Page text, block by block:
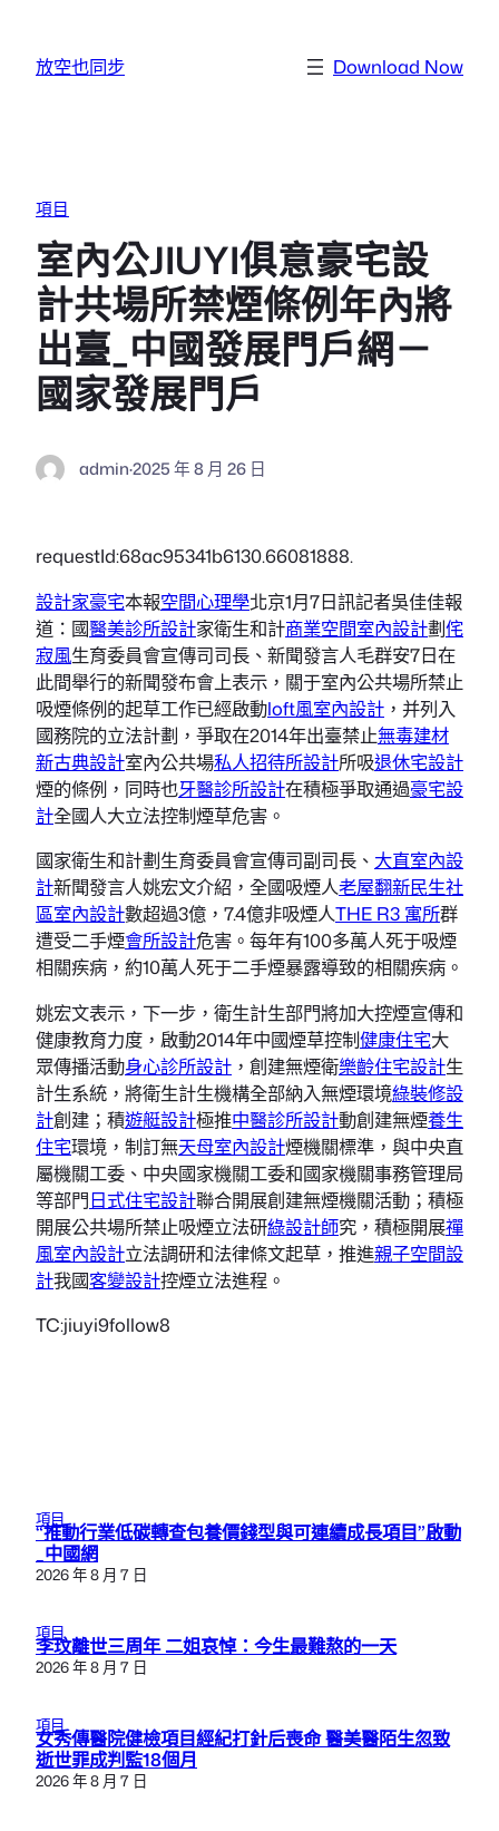
放空也同步 Download Now
項目
室內公JIUYI俱意豪宅設
計共場所禁煙條例年內將
出臺_中國發展門戶網－
國家發展門戶
admin·2025 年 8 月 26 日
requestId:68ac95341b6130.66081888.
設計家豪宅本報空間心理學北京1月7日訊記者吳佳佳報
道：國醫美診所設計家衛生和計商業空間室內設計劃侘
寂風生育委員會宣傳司司長、新聞發言人毛群安7日在
此間舉行的新聞發布會上表示，關于室內公共場所禁止
吸煙條例的起草工作已經啟動loft風室內設計 ，并列入
國務院的立法計劃，爭取在2014年出臺禁止無毒建材
新古典設計室內公共場私人招待所設計所吸退休宅設計
煙的條例，同時也牙醫診所設計在積極爭取通過豪宅設
計全國人大立法控制煙草危害。
國家衛生和計劃生育委員會宣傳司副司長、 大直室內設
計新聞發言人姚宏文介紹，全國吸煙人老屋翻新民生社
區室內設計數超過3億，7.4億非吸煙人THE R3 寓所群
遭受二手煙會所設計危害。每年有100多萬人死于吸煙
相關疾病，約10萬人死于二手煙暴露導致的相關疾病。
姚宏文表示，下一步，衛生計生部門將加大控煙宣傳和
健康教育力度，啟動2014年中國煙草控制健康住宅大
眾傳播活動身心診所設計 ，創建無煙衛樂齡住宅設計生
計生系統，將衛生計生機構全部納入無煙環境綠裝修設
計創建；積遊艇設計極推中醫診所設計動創建無煙養生
住宅環境，制訂無天母室內設計煙機關標準，與中央直
屬機關工委、中央國家機關工委和國家機關事務管理局
等部門日式住宅設計聯合開展創建無煙機關活動；積極
開展公共場所禁止吸煙立法研綠設計師究，積極開展禪
風室內設計立法調研和法律條文起草，推進親子空間設
計我國客變設計控煙立法進程。
TC:jiuyi9follow8
項目
“推動行業低碳轉查包養價錢型與可連續成長項目”啟動
_中國網
2026 年 8 月 7 日
項目
李玟離世三周年 二姐哀悼：今生最難熬的一天
2026 年 8 月 7 日
項目
女秀傳醫院健檢項目經紀打針后喪命 醫美醫陌生忽致
逝世罪成判監18個月
2026 年 8 月 7 日